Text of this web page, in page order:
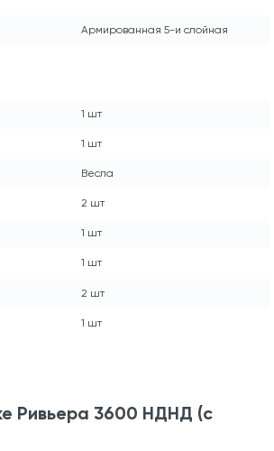
Армированная 5-и слойная
1 шт
1 шт
Весла
2 шт
1 шт
1 шт
2 шт
1 шт
Ривьера 3600 НДНД (с